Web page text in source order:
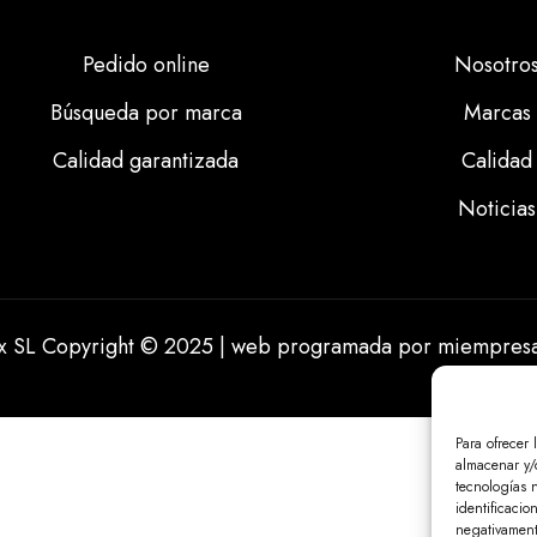
Para
almacenar
tecnologías
Pedido online
Búsqueda por marca
Calidad garantizada
Marcas
Calidad
Noticias
SL Copyright © 2025 | web programada por